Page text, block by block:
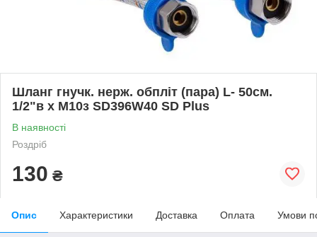
Шланг гнучк. нерж. обпліт (пара) L- 50cм.
1/2"в х М10з SD396W40 SD Plus
В наявності
Роздріб
130 ₴
Опис Характеристики Доставка Оплата Умови